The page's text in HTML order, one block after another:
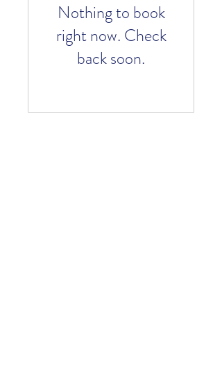
Nothing to book
right now. Check
back soon.